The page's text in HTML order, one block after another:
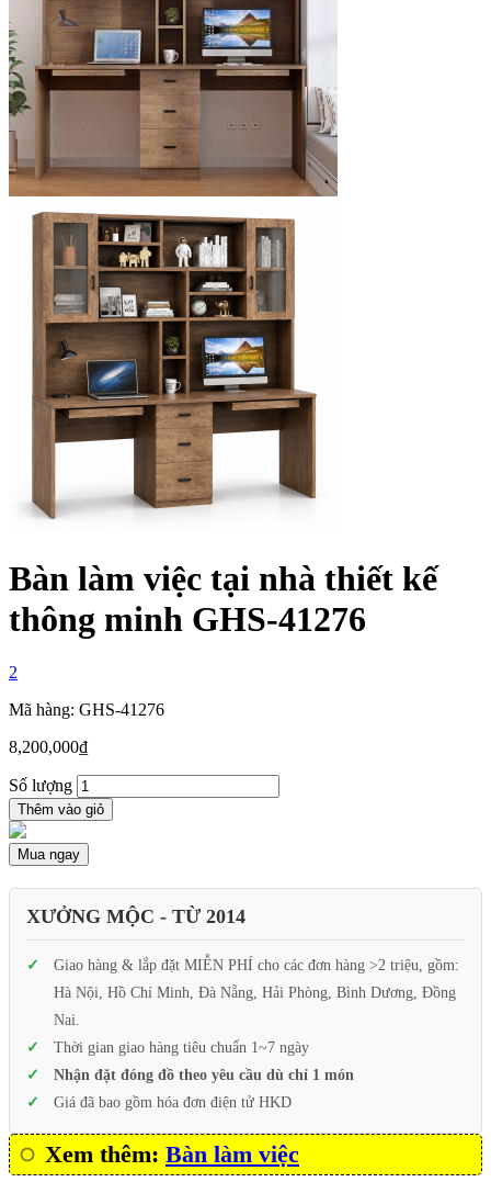
Bàn làm việc tại nhà thiết kế
thông minh GHS-41276
2
Mã hàng: GHS-41276
8,200,000₫
Số lượng
Thêm vào giỏ
Mua ngay
XƯỞNG MỘC - TỪ 2014
Giao hàng & lắp đặt MIỄN PHÍ cho các đơn hàng >2 triệu, gồm:
Hà Nội, Hồ Chí Minh, Đà Nẵng, Hải Phòng, Bình Dương, Đồng
Nai.
Thời gian giao hàng tiêu chuẩn 1~7 ngày
Nhận đặt đóng đồ theo yêu cầu dù chỉ 1 món
Giá đã bao gồm hóa đơn điện tử HKD
Xem thêm: Bàn làm việc